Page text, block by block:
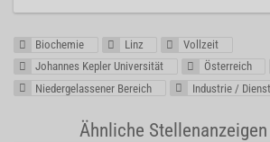
Biochemie Linz
Vollzeit
Johannes Kepler Universität
Österreich
Niedergelassener Bereich
Industrie /
Ähnliche